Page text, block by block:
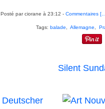
Posté par ciorane à 23:12 - Commentaires [
Tags: balade Allemagne
Silent